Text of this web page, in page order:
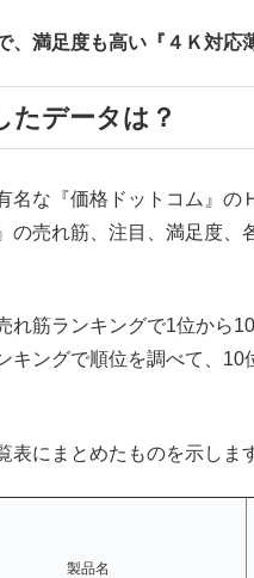
、満足度も高い『４Ｋ対応
たデータは？
名な『価格ドットコム』
売れ筋、注目、満足度、
れ筋ランキングで1位から
キングで順位を調べて、
表にまとめたものを示しま
製品名